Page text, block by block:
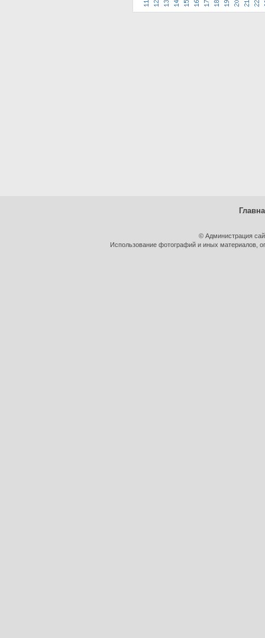
© Администрация
Использование фотографий и иных материалов,